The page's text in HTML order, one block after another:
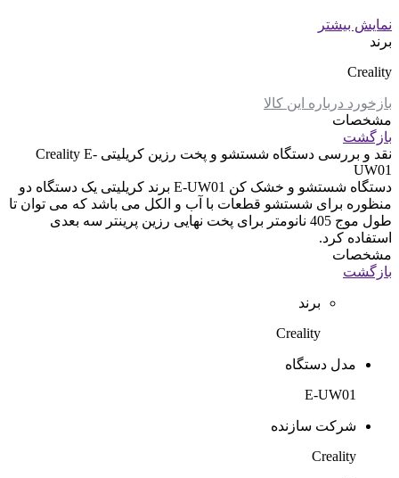
نمایش بیشتر
برند
Creality
بازخورد درباره این کالا
مشخصات
بازگشت
نقد و بررسی
دستگاه شستشو و پخت رزین کریلیتی Creality E-
UW01
دستگاه شستشو و خشک کن E-UW01 برند کریلیتی یک دستگاه دو
منظوره برای شستشو قطعات با آب و الکل می باشد که می توان تا
طول موج 405 نانومتر برای پخت نهایی رزین پرینتر سه بعدی
استفاده کرد.
مشخصات
بازگشت
برند
Creality
مدل دستگاه
E-UW01
شرکت سازنده
Creality